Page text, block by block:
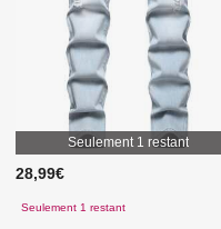
Seulement 1 restant
28,99€
Seulement 1 restant